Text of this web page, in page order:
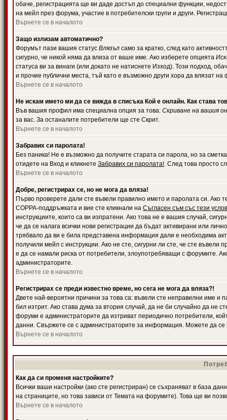
обаче, регистрацията ще ви даде достъп до специални функции,
на мейл през форума, участие в потребителски групи и други.
Върнете се в началото
Защо излизам автоматично?
Форумът пази вашия статус Влязъл само за кратко, след като
сигурно, че никой няма да влиза от ваше име. Ако изберете опцията
статуса ви за винаги (или докато не натиснете Изход). Този подход,
и прочие публични места, тъй като е възможно други хора да влязат
Върнете се в началото
Не искам името ми да се вижда в списъка Кой е онлайн. Как става
Във вашия профил има специална опция за това: Скриване на вашия
за вас. За останалите потребители ще сте Скрит.
Върнете се в началото
Забравих си паролата!
Без паника! Не е възможно да получите старата си парола, но за
отидете на Вход и кликнете Забравих си паролата!. След това просто
Върнете се в началото
Добре, регистрирах се, но не мога да вляза!
Първо проверете дали сте въвели правилно името и паролата си. Ако
COPPA-поддръжката и вие сте кликнали на Съгласен съм със тези
инструкциите, които са ви изпратени. Ако това не е вашия случай,
че да се налага всички нови регистрации да бъдат активирани или
трябвало да ви е била представена информация дали е необходима
получили мейл с инструкции. Ако не сте, сигурни ли сте, че сте
е да се намали риска от потребители, злоупотребяващи с форумите.
администраторите.
Върнете се в началото
Регистрирах се преди известно време, но сега не мога да вляза?!
Двете най-вероятни причини за това са: въвели сте неправилни име и
бил изтрит. Ако става дума за втория случай, да не би случайно да
форуми е администраторите да изтриват периодично потребители,
данни. Свържете се с администраторите за информация. Можете да се
Върнете се в началото
Как да си променя настройките?
Всички ваши настройки (ако сте регистриран) се съхраняват в база
на страниците, но това зависи от Темата на форумите). Това ще ви
Върнете се в началото